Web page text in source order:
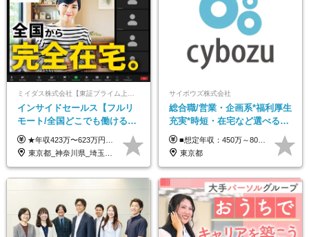
インサイドセールス【フルリ
モート/全国どこでも働ける】
未経験OK*土日祝休み*残業少
なめ*在宅勤務手当あり
★年収423万〜623万円のモデルあり（想定時間外手当10時間分含む） ★半年に一度ドカンと支給のボーナスあり（半年に1度最大150万円） 月給25万円〜＋各種手当＋インセンティブ ＊リモートワーク手当（4000円/月） ＊リモートワーク一時金（1万5000円） ＊残業手当全額支給 ※経験・スキルにより月給を決定します ※試用期間：2ヵ月あり。期間中の雇用形態・給与・待遇に変更はありません 《頑張りはインセンティブとして還元！》 当社は5段階の評価制度を導入。 半期に1回の評価で最高ランク（5点）を獲得したメンバーには、 150万円のインセンティブを支給！ これが半年に一度のインセンティブとして支給されるため、 成果を出した分だけまとまった収入を得られる仕組みです。 【固定残業代について】 なし（残業代は、実際の労働時間に応じて別途全額支給）
東京都_神奈川県_埼玉県_千葉県_大阪府_愛知県_北海道_青森県_岩手県_宮城県_秋田県_山形県_福島県_茨城県_栃木県_群馬県_新潟県_山梨県_長野県_富山県_石川県_福井県_静岡県_岐阜県_三重県_兵庫県_京都府_滋賀県_奈良県_和歌山県_広島県_岡山県_鳥取県_島根県_山口県_徳島県_香川県_愛媛県_高知県_福岡県_熊本県_佐賀県_長崎県_大分県_宮崎県_鹿児島県_沖縄県
サイボウズ株式会社
総合職/営業・企画系*福利厚生
充実*時短・在宅など選べる働
き方*賞与年2回
■想定年収：450万～800万円（基本給12ヶ月分＋賞与2ヶ月分） ※上記想定年収はフルタイムの働き方を想定しています。 それ以外の働き方（勤務日数、時短、固定残業時間数の変更など）の場合 上記想定年収の支給を確約するものではありません ※賞与は全社の業績に応じて変動の可能性があります ※ご経験・スキルを考慮のうえ、当社規定により優遇します （試用期間3ヶ月有/給与・待遇に差異なし） ■昇給年1回 ■賞与年2回（2月・8月）
東京都